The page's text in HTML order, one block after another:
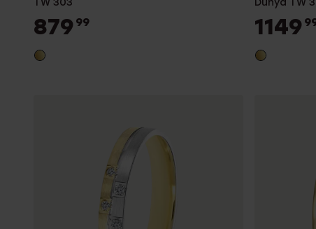
TW 303
879 99
Dunya TW
1149